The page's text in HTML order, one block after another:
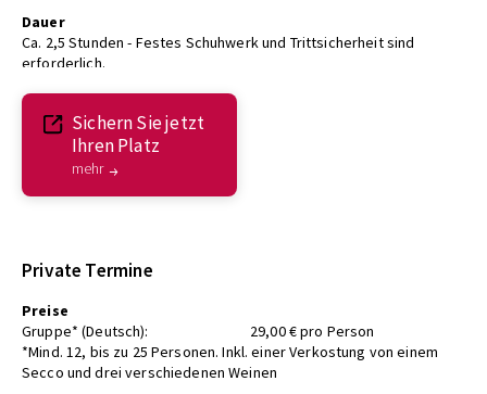
Dauer
Ca. 2,5 Stunden - Festes Schuhwerk und Trittsicherheit sind
erforderlich.
Sichern Sie jetzt
Ihren Platz
mehr
Private Termine
Preise
Gruppe* (Deutsch):
29,00 € pro Person
*Mind. 12, bis zu 25 Personen. Inkl. einer Verkostung von einem
Secco und drei verschiedenen Weinen